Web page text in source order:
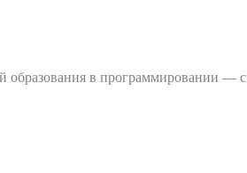
образования в программировании